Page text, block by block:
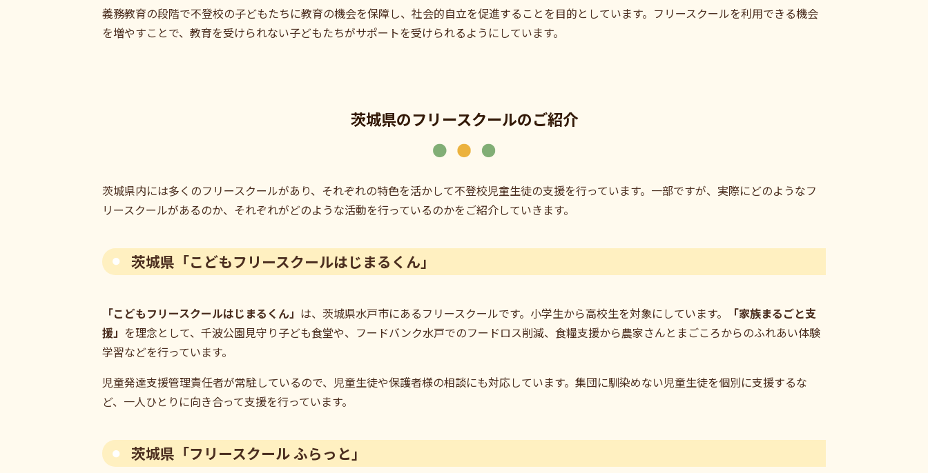
義務教育の段階で不登校の子どもたちに教育の機会を保障し、社会的自立を促進することを目的としています。フリースクールを利用できる機会
を増やすことで、教育を受けられない子どもたちがサポートを受けられるようにしています。
茨城県のフリースクールのご紹介
茨城県内には多くのフリースクールがあり、それぞれの特色を活かして不登校児童生徒の支援を行っています。一部ですが、実際にどのようなフ
リースクールがあるのか、それぞれがどのような活動を行っているのかをご紹介していきます。
茨城県「こどもフリースクールはじまるくん」
「こどもフリースクールはじまるくん」 は、茨城県水戸市にあるフリースクールです。小学生から高校生を対象にしています。
「家族まるごと支
援」 を理念として、千波公園見守り子ども食堂や、フードバンク水戸でのフードロス削減、食糧支援から農家さんとまごころからのふれあい体験
学習などを行っています。
児童発達支援管理責任者が常駐しているので、児童生徒や保護者様の相談にも対応しています。集団に馴染めない児童生徒を個別に支援するな
ど、一人ひとりに向き合って支援を行っています。
茨城県「フリースクール ふらっと」